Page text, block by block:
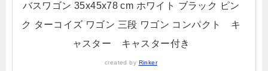
バスワゴン 35x45x78 cm ホワイト ブラック ピン
ク ターコイズ ワゴン 三段 ワゴン コンパクト キ
ャスター キャスター付き
created by Rinker